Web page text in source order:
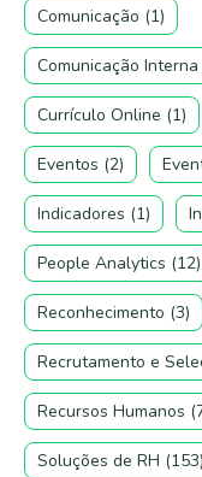
Comunicação (1)
Comunicação
Currículo Online (1)
Eventos (2)
Indicadores (1)
People Analytics (12)
Reconhecimento (3)
Recrutamento e
Recursos Humanos
Soluções de RH (153)